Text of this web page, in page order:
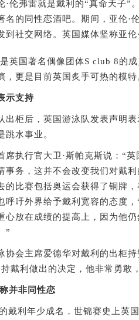
·伦弗雷就是戴利的“真命天子”
名的同性恋酒吧。期间，亚伦·
到社交网络。英国媒体坚称亚伦
国著名偶像团体S club 8的成
，更是目前英国炙手可热的模特
示支持
柜后，英国游泳队发表声明表
跳水事业。
执行官大卫·斯帕克斯说：“英
事务，这并不会改变我们对戴
的比赛包括奥运会获得了铜牌
呼吁外界给予戴利宽容的态度
心放在成绩的提高上，因为他
”
会主席爱德华对戴利的出柜持
戴利做出的决定，他非常勇敢
并非同性恋
利年少成名，世锦赛史上英国